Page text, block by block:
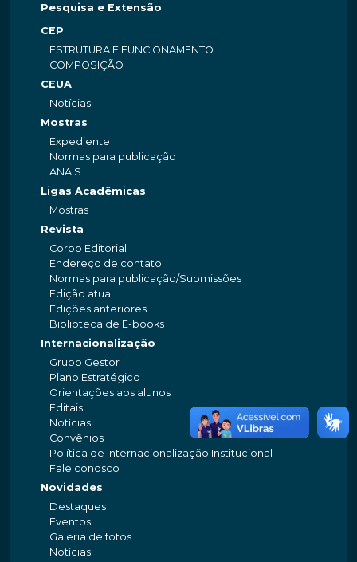
Pesquisa e Extensão
CEP
ESTRUTURA E FUNCIONAMENTO
COMPOSIÇÃO
CEUA
Notícias
Mostras
Expediente
Normas para publicação
ANAIS
Ligas Acadêmicas
Mostras
Revista
Corpo Editorial
Endereço de contato
Normas para publicação/Submissões
Edição atual
Edições anteriores
Biblioteca de E-books
Internacionalização
Grupo Gestor
Plano Estratégico
Orientações aos alunos
Editais
Notícias
Convênios
Política de Internacionalização Institucional
Fale conosco
Novidades
Destaques
Eventos
Galeria de fotos
Notícias